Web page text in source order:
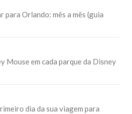
para Orlando: mês a mês (guia
Mouse em cada parque da Disney
dia da sua viagem para